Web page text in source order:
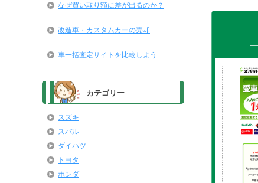
なぜ買い取り額に差が出るのか？
改造車・カスタムカーの売却
車一括査定サイトを比較しよう
カテゴリー
スズキ
スバル
ダイハツ
トヨタ
ホンダ